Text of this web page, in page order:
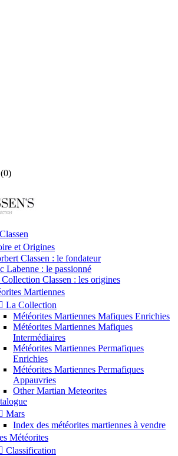
(0)
et Origines
Classen : le fondateur
Labenne : le passionné
Classen : les origines
Martiennes
La Collection
Météorites Martiennes Mafiques Enrichies
Météorites Martiennes Mafiques
Intermédiaires
Météorites Martiennes Permafiques
Enrichies
Météorites Martiennes Permafiques
Appauvries
Other Martian Meteorites
Mars
Index des météorites martiennes à vendre
Météorites
Classification